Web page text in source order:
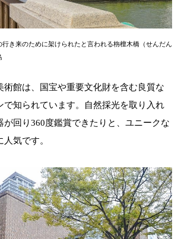
き来のために架けられたと言われる栴檀木橋（せんだん
術館は、国宝や重要文化財を含む良質な
で知られています。自然採光を取り入れ
が回り360度鑑賞できたりと、ユニークな
気です。